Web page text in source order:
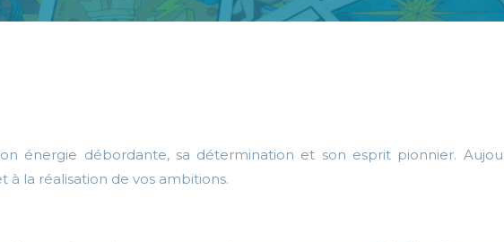
énergie débordante, sa détermination et son esprit pionnier.
à la réalisation de vos ambitions.